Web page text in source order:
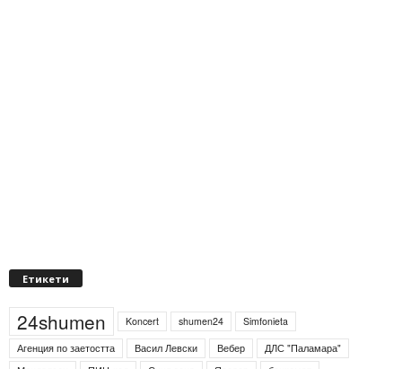
Етикети
24shumen Koncert shumen24
Simfonieta
Агенция по заетостта
Васил Левски Вебер
ДЛС "Паламара"